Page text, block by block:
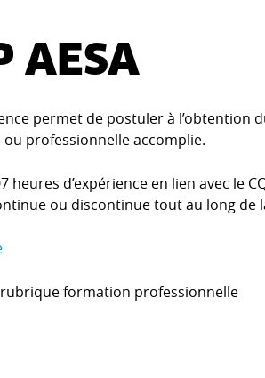
AESA
permet de postuler à l’obtention
ou professionnelle accomplie.
d’expérience en lien avec le
ou discontinue tout au long de
formation professionnelle